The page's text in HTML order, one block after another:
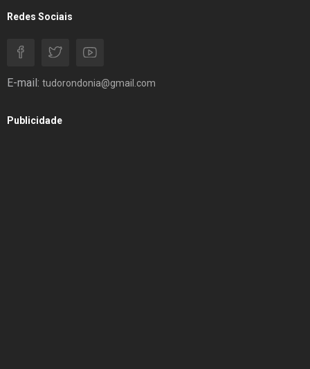
Redes Sociais
E-mail: tudorondonia@gmail.com
Publicidade